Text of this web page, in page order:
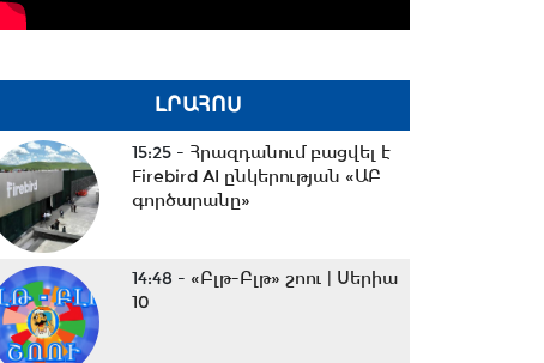
ԼՐԱՀՈՍ
15:25 - Հրազդանում բացվել է
Firebird AI ընկերության «ԱԲ
գործարանը»
14:48 - «Բլթ-Բլթ» շոու | Սերիա
10